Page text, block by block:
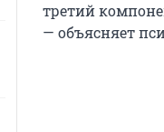
третий
— объясняет